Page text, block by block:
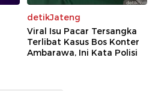
detikJateng
Viral Isu Pacar Tersangka
Terlibat Kasus Bos Konter
Ambarawa, Ini Kata Polisi